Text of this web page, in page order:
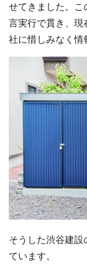
せてきました。
言実行で貫き、現
社に惜しみなく情
そうした渋谷建
ています。